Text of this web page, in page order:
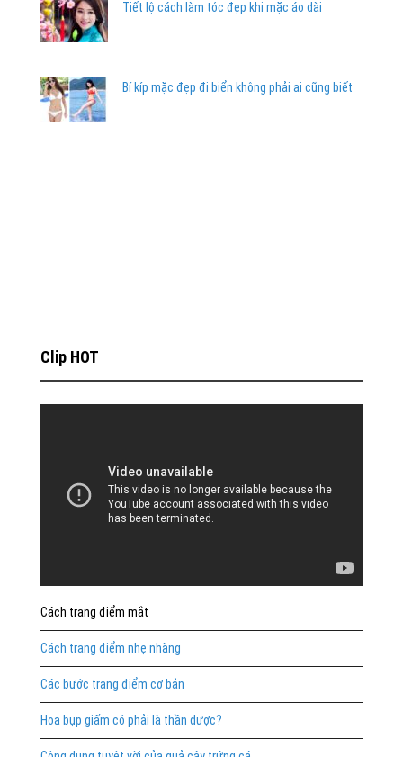
Tiết lộ cách làm tóc đẹp khi mặc áo dài
Bí kíp mặc đẹp đi biển không phải ai cũng biết
Clip HOT
Cách trang điểm mắt
Cách trang điểm nhẹ nhàng
Các bước trang điểm cơ bản
Hoa bụp giấm có phải là thần dược?